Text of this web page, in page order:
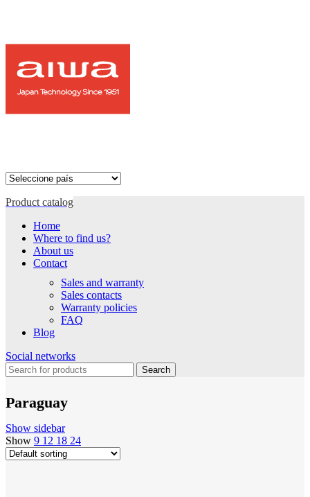
Product catalog
Home
Where to find us?
About us
Contact
Sales and warranty
Sales contacts
Warranty policies
FAQ
Blog
Social networks
Search
Paraguay
Show sidebar
Show 9 12 18 24